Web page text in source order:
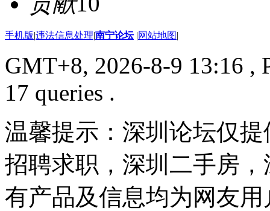
手机版|违法信息处理|南宁论坛 |网站地图|
GMT+8, 2026-8-9 13:16 ,
17 queries .
温馨提示：深圳论坛仅
招聘求职，深圳二手房
有产品及信息均为网友